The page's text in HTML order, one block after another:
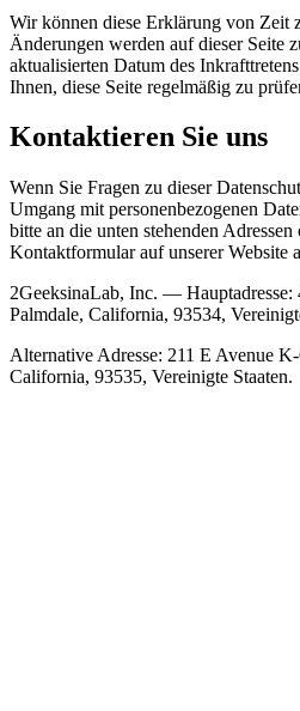
Wir können diese Erklärung von Zeit
Änderungen werden auf dieser Seite
aktualisierten Datum des
Ihnen, diese Seite regelmäßig zu
Kontaktieren Sie uns
Wenn Sie Fragen zu dieser
Umgang mit personenbezogenen
bitte an die unten stehenden Adressen
Kontaktformular auf unserer Website
2GeeksinaLab, Inc. — Hauptadresse:
Palmdale, California, 93534,
Alternative Adresse: 211 E Avenue
California, 93535, Vereinigte Staaten.